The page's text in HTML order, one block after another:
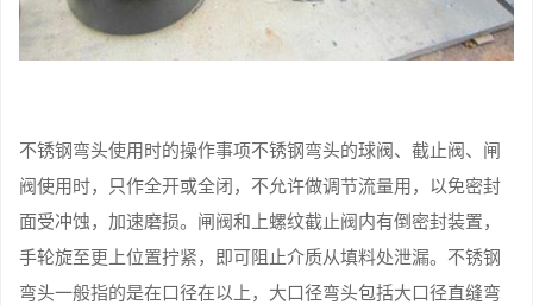
不锈钢弯头使用时的操作事项不锈钢弯头的球阀、截止阀、闸
阀使用时，只作全开或全闭，不允许做调节流量用，以免密封
面受冲蚀，加速磨损。闸阀和上螺纹截止阀内有倒密封装置，
手轮旋至更上位置拧紧，即可阻止介质从填料处泄漏。不锈钢
弯头一般指的是在口径在以上，大口径弯头包括大口径直缝弯